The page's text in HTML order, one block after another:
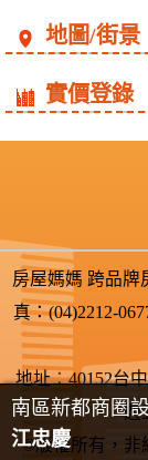
南區新都商圈
江忠慶
地圖/街景
實價登錄
房屋媽媽 跨品牌
真：(04)2212-
地址：40152台
週
©版權所有，非